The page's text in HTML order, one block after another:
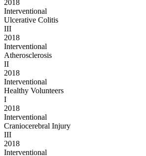
2018
Interventional
Ulcerative Сolitis
III
2018
Interventional
Atherosclerosis
II
2018
Interventional
Healthy Volunteers
I
2018
Interventional
Craniocerebral Injury
III
2018
Interventional